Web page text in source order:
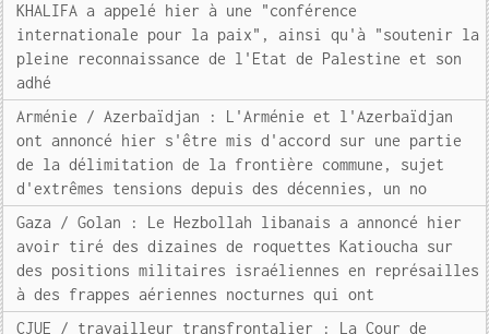
KHALIFA a appelé hier à une "conférence
internationale pour la paix", ainsi qu'à "soutenir la
pleine reconnaissance de l'Etat de Palestine et son
adhé
Arménie / Azerbaïdjan : L'Arménie et l'Azerbaïdjan
ont annoncé hier s'être mis d'accord sur une partie
de la délimitation de la frontière commune, sujet
d'extrêmes tensions depuis des décennies, un no
Gaza / Golan : Le Hezbollah libanais a annoncé hier
avoir tiré des dizaines de roquettes Katioucha sur
des positions militaires israéliennes en représailles
à des frappes aériennes nocturnes qui ont
CJUE / travailleur transfrontalier : La Cour de